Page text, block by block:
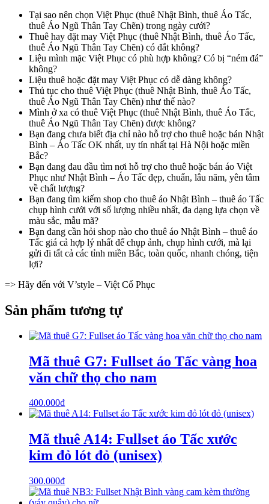
Tại sao nên chọn Việt Phục (thuê Nhật Bình, thuê Áo Tấc,
thuê Áo Ngũ Thân Tay Chẽn) trong ngày cưới?
Thuê hay đặt may Việt Phục (thuê Nhật Bình, thuê Áo Tấc,
thuê Áo Ngũ Thân Tay Chẽn) có đắt không?
Liệu mình mặc Việt Phục có phù hợp không? Có bị “ném đá”
không?
Liệu thuê hoặc đặt may Việt Phục có dễ dàng không?
Thủ tục cho thuê Việt Phục (thuê Nhật Bình, thuê Áo Tấc,
thuê Áo Ngũ Thân Tay Chẽn) như thế nào?
Mình ở xa có thuê Việt Phục (thuê Nhật Bình, thuê Áo Tấc,
thuê Áo Ngũ Thân Tay Chẽn) được không?
Bạn đang chưa biết địa chỉ nào hỗ trợ cho thuê hoặc bán Nhật
Bình – Áo Tấc OK nhất, uy tín nhất tại Hà Nội hoặc miền
Bắc?
Bạn đang đau đầu tìm nơi hỗ trợ cho thuê hoặc bán áo Việt
Phục như Nhật Bình – Áo Tấc đẹp, chuẩn, lâu năm, yên tâm
về chất lượng?
Bạn đang tìm kiếm shop cho thuê áo Nhật Bình – thuê áo Tấc
chụp hình cưới với số lượng nhiều nhất, đa dạng lựa chọn về
màu sắc, mẫu mã?
Bạn đang cần hỏi shop nào cho thuê áo Nhật Bình – thuê áo
Tấc giá cả hợp lý nhất để chụp ảnh, chụp hình cưới, mà lại
gửi đi tất cả các tỉnh miền Bắc, toàn quốc, nhanh chóng, tiện
lợi?
=> Hãy đến với V’style – Việt Cổ Phục
Sản phẩm tương tự
Mã thuê G7: Fullset áo Tấc vàng hoa
văn chữ thọ cho nam
400.000₫
Mã thuê A14: Fullset áo Tấc xước
kim đỏ lót đỏ (unisex)
300.000₫